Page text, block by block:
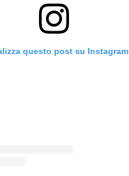
questo post su Instagram